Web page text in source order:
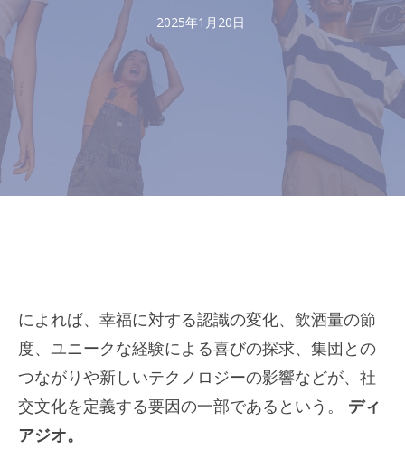
2025年1月20日
によれば、幸福に対する認識の変化、飲酒量の節
度、ユニークな経験による喜びの探求、集団との
つながりや新しいテクノロジーの影響などが、社
交文化を定義する要因の一部であるという。 ディ
アジオ。